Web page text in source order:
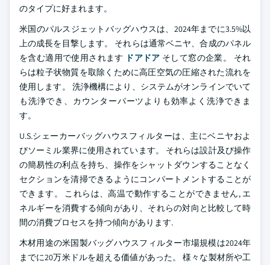
のタイプに好まれます。
米国のパルスジェットバッグハウスは、2024年までに3.5%以
上の成長を目撃します。 それらは通常ベニヤ、合成のパネル
を含む適用で使用されます ドアドア そして窓の企業。 それ
らは粒子状物質を取除くために高圧空気の圧縮された流れを
使用します。 洗浄機構により、システムがオンラインでいて
も洗浄でき、カウンターパーツよりも効率よく洗浄できま
す。
U.S.シェーカーバッグハウスフィルターは、主にベニヤおよ
びソーミル業界に使用されています。 それらは設計及び操作
の簡易性の利点を持ち、操作をシャットダウンすることなく
セクションを清掃できるようにコンパートメントすることが
できます。 これらは、高温で動作することができません, エ
ネルギーを消費する傾向があり、それらの対向と比較して時
間の消費プロセスを持つ傾向があります.
木材用途の米国製バッグハウスフィルター市場規模は2024年
までに20万米ドルを超える価値があった。 様々な製材所や工